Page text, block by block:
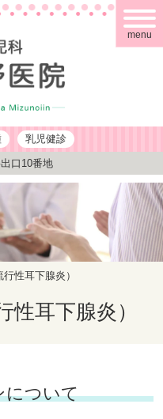
乳児健診
口10番地
menu
性耳下腺炎）
耳下腺炎）
について